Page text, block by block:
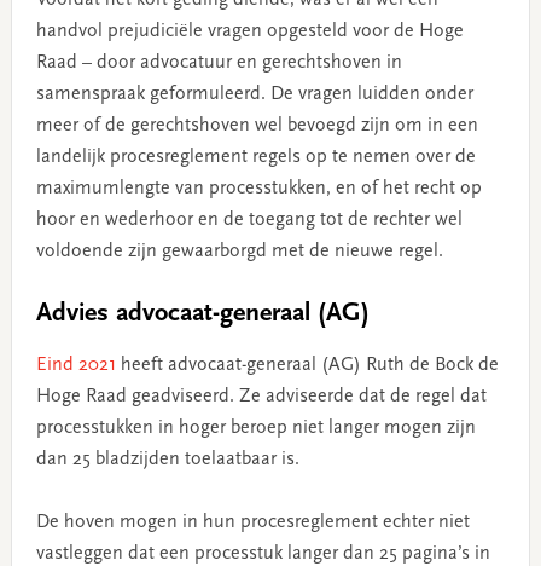
handvol prejudiciële vragen opgesteld voor de Hoge
Raad – door advocatuur en gerechtshoven in
samenspraak geformuleerd. De vragen luidden onder
meer of de gerechtshoven wel bevoegd zijn om in een
landelijk procesreglement regels op te nemen over de
maximumlengte van processtukken, en of het recht op
hoor en wederhoor en de toegang tot de rechter wel
voldoende zijn gewaarborgd met de nieuwe regel.
Advies advocaat-generaal (AG)
Eind 2021 heeft advocaat-generaal (AG) Ruth de Bock de
Hoge Raad geadviseerd. Ze adviseerde dat de regel dat
processtukken in hoger beroep niet langer mogen zijn
dan 25 bladzijden toelaatbaar is.
De hoven mogen in hun procesreglement echter niet
vastleggen dat een processtuk langer dan 25 pagina’s in